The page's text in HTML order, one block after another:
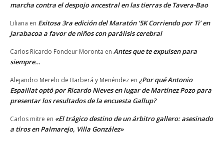
marcha contra el despojo ancestral en las tierras de Tavera-Bao
Liliana en Exitosa 3ra edición del Maratón ‘5K Corriendo por Ti’ en
Jarabacoa a favor de niños con parálisis cerebral
Carlos Ricardo Fondeur Moronta en Antes que te expulsen para
siempre…
Alejandro Merelo de Barberá y Menéndez en ¿Por qué Antonio
Espaillat optó por Ricardo Nieves en lugar de Martínez Pozo para
presentar los resultados de la encuesta Gallup?
Carlos mitre en «El trágico destino de un árbitro gallero: asesinado
a tiros en Palmarejo, Villa González»